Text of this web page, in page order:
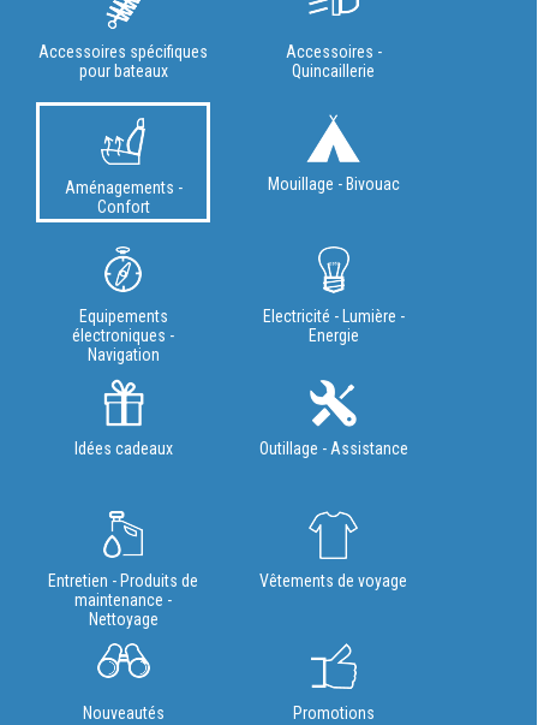
Accessoires spécifiques
pour bateaux
Accessoires -
Quincaillerie
Aménagements -
Confort
Mouillage - Bivouac
Equipements
électroniques -
Navigation
Electricité - Lumière -
Energie
Idées cadeaux Outillage - Assistance
Entretien - Produits de
maintenance -
Nettoyage
Vêtements de voyage
Nouveautés Promotions